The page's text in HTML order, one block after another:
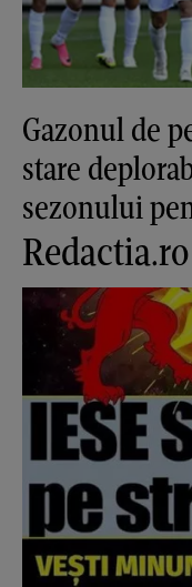
Gazonul de
stare
sezonului
Redactia.ro